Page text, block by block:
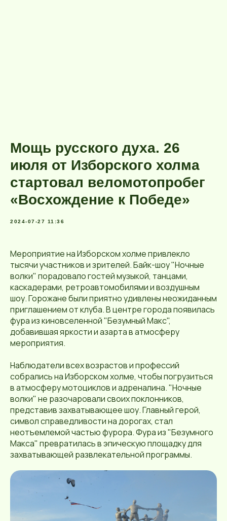
Мощь русского духа. 26
июля от Изборского холма
стартовал веломотопробег
«Восхождение к Победе»
2024-07-27 11:36
Мероприятие на Изборском холме привлекло
тысячи участников и зрителей. Байк-шоу "Ночные
волки" порадовало гостей музыкой, танцами,
каскадерами, ретроавтомобилями и воздушным
шоу. Горожане были приятно удивлены неожиданным
приглашением от клуба. В центре города появилась
фура из киновселенной "Безумный Макс",
добавившая яркости и азарта в атмосферу
мероприятия.
Наблюдатели всех возрастов и профессий
собрались на Изборском холме, чтобы погрузиться
в атмосферу мотоциклов и адреналина. "Ночные
волки" не разочаровали своих поклонников,
представив захватывающее шоу. Главный герой,
символ справедливости на дорогах, стал
неотъемлемой частью фурора. Фура из "Безумного
Макса" превратилась в эпическую площадку для
захватывающей развлекательной программы.